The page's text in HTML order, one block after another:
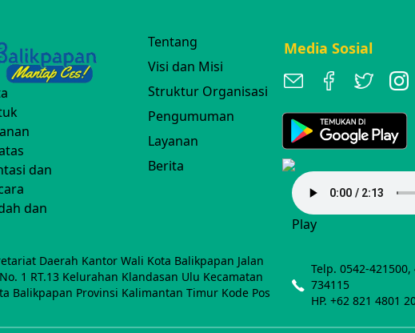
dan
dan
Tentang
Visi dan Misi
Struktur Organisasi
Pengumuman
Layanan
Berita
Media Sosial
Play
Daerah Kantor Wali Kota Balikpapan Jalan
1 RT.13 Kelurahan Klandasan Ulu Kecamatan
Balikpapan Provinsi Kalimantan Timur Kode Pos
Telp. 0542-421500,
734115
HP. +62 821 4801